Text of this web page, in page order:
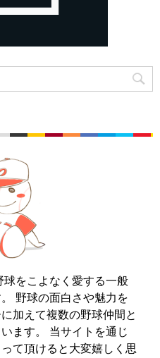
をこよなく愛する一般
野球の面白さや魅力を
加えて複数の野球仲間と
ます。 当サイトを通じ
て頂けると大変嬉しく思